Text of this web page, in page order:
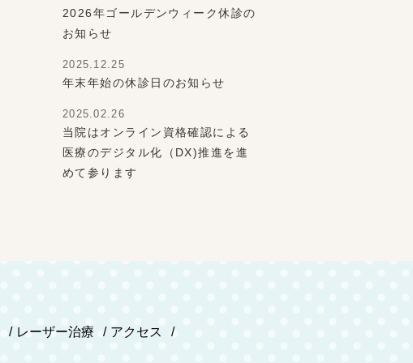
2026年ゴールデンウィーク休診の
お知らせ
2025.12.25
年末年始の休診日のお知らせ
2025.02.26
当院はオンライン資格確認による
医療のデジタル化（DX)推進を進
めて参ります
レーザー治療
アクセス